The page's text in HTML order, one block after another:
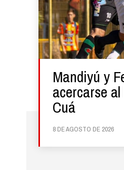
Mandiyú y
acercarse
Cuá
8 DE AGOSTO DE 2026